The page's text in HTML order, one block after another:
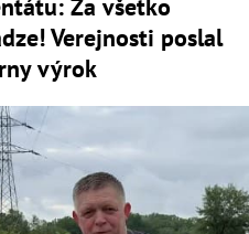
Za všetko
Verejnosti poslal
výrok